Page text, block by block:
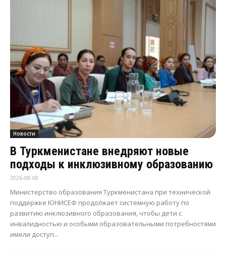
Новости
В Туркменистане внедряют новые
подходы к инклюзивному образованию
2026-08-08
Министерство образования Туркменистана при технической
поддержке ЮНИСЕФ продолжает системную работу по
развитию инклюзивного образования, чтобы дети с
инвалидностью и особыми образовательными потребностями
имели доступ...